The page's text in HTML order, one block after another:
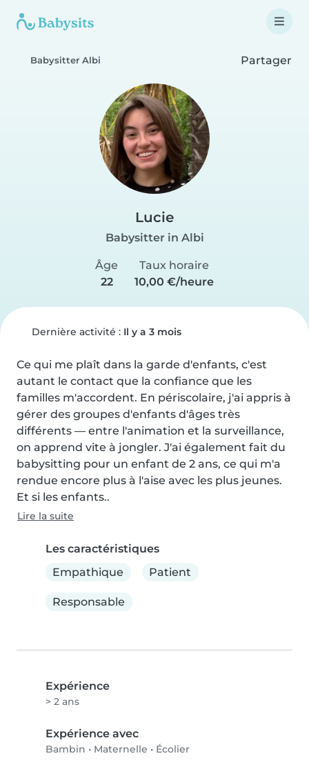
Babysitter Albi Partager
Lucie
Babysitter in Albi
Âge
22
Taux horaire
10,00 €/heure
Dernière activité : Il y a 3 mois
Ce qui me plaît dans la garde d'enfants, c'est
autant le contact que la confiance que les
familles m'accordent. En périscolaire, j'ai appris à
gérer des groupes d'enfants d'âges très
différents — entre l'animation et la surveillance,
on apprend vite à jongler. J'ai également fait du
babysitting pour un enfant de 2 ans, ce qui m'a
rendue encore plus à l'aise avec les plus jeunes.
Et si les enfants..
Lire la suite
Les caractéristiques
Empathique
Patient
Responsable
Expérience
> 2 ans
Expérience avec
Bambin • Maternelle • Écolier